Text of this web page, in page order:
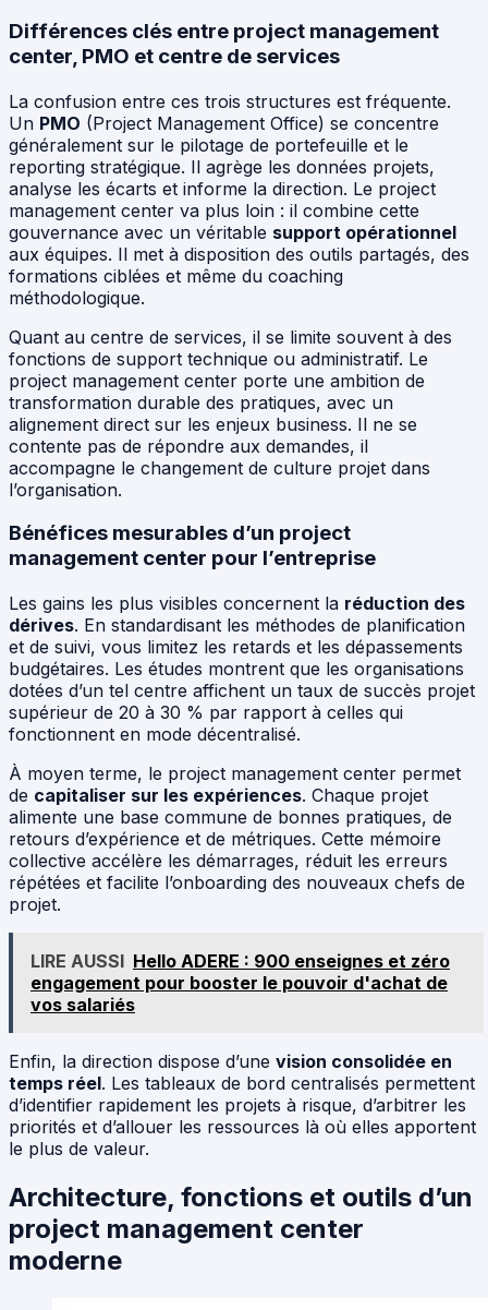
Différences clés entre project management
center, PMO et centre de services
La confusion entre ces trois structures est fréquente.
Un PMO (Project Management Office) se concentre
généralement sur le pilotage de portefeuille et le
reporting stratégique. Il agrège les données projets,
analyse les écarts et informe la direction. Le project
management center va plus loin : il combine cette
gouvernance avec un véritable support opérationnel
aux équipes. Il met à disposition des outils partagés, des
formations ciblées et même du coaching
méthodologique.
Quant au centre de services, il se limite souvent à des
fonctions de support technique ou administratif. Le
project management center porte une ambition de
transformation durable des pratiques, avec un
alignement direct sur les enjeux business. Il ne se
contente pas de répondre aux demandes, il
accompagne le changement de culture projet dans
l’organisation.
Bénéfices mesurables d’un project
management center pour l’entreprise
Les gains les plus visibles concernent la réduction des
dérives. En standardisant les méthodes de planification
et de suivi, vous limitez les retards et les dépassements
budgétaires. Les études montrent que les organisations
dotées d’un tel centre affichent un taux de succès projet
supérieur de 20 à 30 % par rapport à celles qui
fonctionnent en mode décentralisé.
À moyen terme, le project management center permet
de capitaliser sur les expériences. Chaque projet
alimente une base commune de bonnes pratiques, de
retours d’expérience et de métriques. Cette mémoire
collective accélère les démarrages, réduit les erreurs
répétées et facilite l’onboarding des nouveaux chefs de
projet.
LIRE AUSSI Hello ADERE : 900 enseignes et zéro
engagement pour booster le pouvoir d'achat de
vos salariés
Enfin, la direction dispose d’une vision consolidée en
temps réel. Les tableaux de bord centralisés permettent
d’identifier rapidement les projets à risque, d’arbitrer les
priorités et d’allouer les ressources là où elles apportent
le plus de valeur.
Architecture, fonctions et outils d’un
project management center
moderne